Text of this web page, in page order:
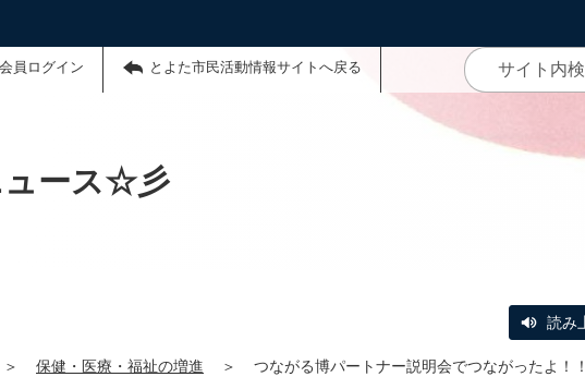
員ログイン とよた市民活動情報サイトへ戻る
ュース☆彡
読み
＞ 保健・医療・福祉の増進 ＞ つながる博パートナー説明会でつながったよ！！